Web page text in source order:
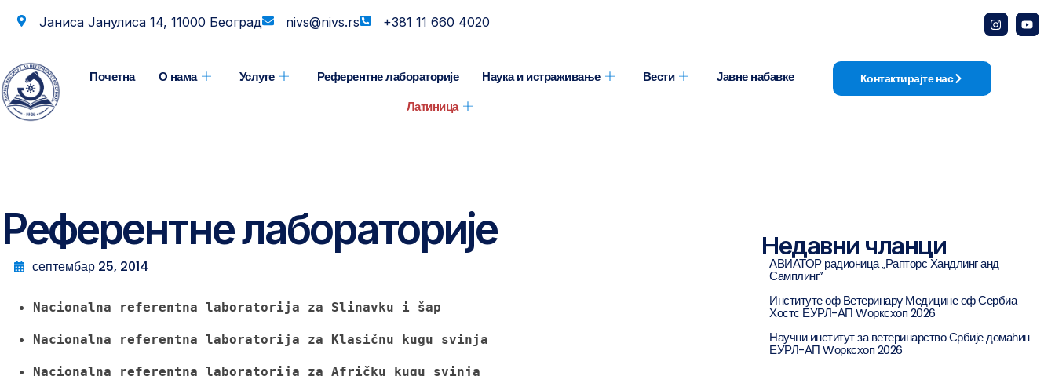
Јаниса Јанулиса 14, 11000 Београд nivs@nivs.rs +381 11 660 4020
Почетна О нама Услуге Референтне лабораторије Наука и истраживање Вести
Јавне набавке
Латиница
Контактирајте нас
Референтне лабораторије
септембар 25, 2014
Nacionalna referentna laboratorija za Slinavku i šap
Nacionalna referentna laboratorija za Klasičnu kugu svinja
Nacionalna referentna laboratorija za Afričku kugu svinja
Недавни чланци
АВИАТОР радионица „Рапторс Хандлинг анд
Самплинг”
Институте оф Ветеринарy Медицине оф Сербиа
Хостс ЕУРЛ-АП Wорксхоп 2026
Научни институт за ветеринарство Србије домаћин
ЕУРЛ-АП Wорксхоп 2026